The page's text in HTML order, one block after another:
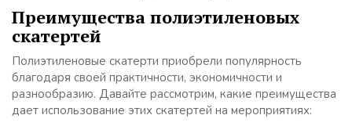
Преимущества полиэтиленовых
скатертей
Полиэтиленовые скатерти приобрели популярность
благодаря своей практичности, экономичности и
разнообразию. Давайте рассмотрим, какие преимущества
дает использование этих скатертей на мероприятиях: